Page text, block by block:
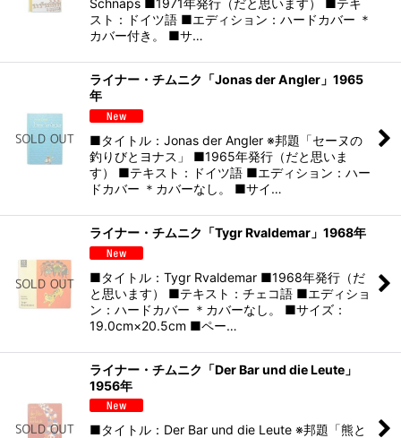
Schnaps ■1971年発行（だと思います） ■テキ
スト：ドイツ語 ■エディション：ハードカバー ＊
カバー付き。 ■サ…
ライナー・チムニク「Jonas der Angler」1965
年
■タイトル：Jonas der Angler ※邦題「セーヌの
釣りびとヨナス」 ■1965年発行（だと思いま
す） ■テキスト：ドイツ語 ■エディション：ハー
ドカバー ＊カバーなし。 ■サイ…
ライナー・チムニク「Tygr Rvaldemar」1968年
■タイトル：Tygr Rvaldemar ■1968年発行（だ
と思います） ■テキスト：チェコ語 ■エディショ
ン：ハードカバー ＊カバーなし。 ■サイズ：
19.0cm×20.5cm ■ペー…
ライナー・チムニク「Der Bar und die Leute」
1956年
■タイトル：Der Bar und die Leute ※邦題「熊と